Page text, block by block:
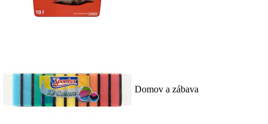
Domov a zábava